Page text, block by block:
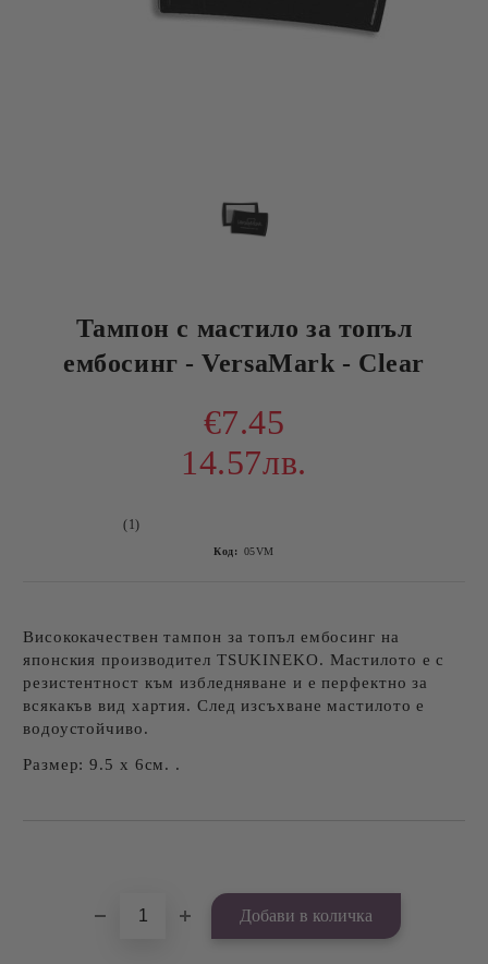
Тампон с мастило за топъл
ембосинг - VersaMark - Clear
€7.45
14.57лв.
(1)
Код: 05VM
Висококачествен тампон за топъл ембосинг на
японския производител TSUKINEKO. Мастилото е с
резистентност към избледняване и е перфектно за
всякакъв вид хартия. След изсъхване мастилото е
водоустойчиво.
Размер: 9.5 х 6см. .